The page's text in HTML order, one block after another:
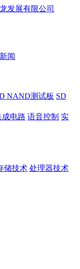
闻
NAND测试板 SD
电路 语音控制 实
储技术 处理器技术